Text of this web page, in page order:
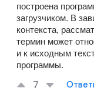
построена
загрузчиком. В
контекста,
термин может
и к исходным
программы.
7